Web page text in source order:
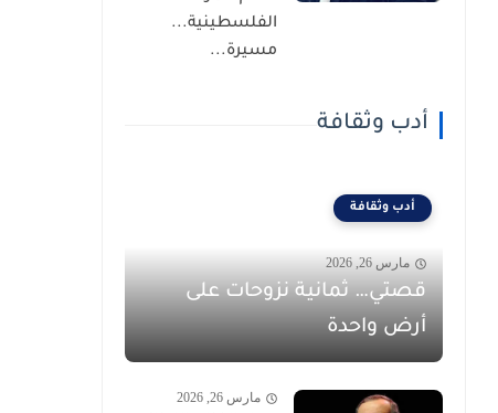
الفلسطينية...
مسيرة...
أدب وثقافة
أدب وثقافة
مارس 26, 2026
قصتي… ثمانية نزوحات على
أرض واحدة
مارس 26, 2026